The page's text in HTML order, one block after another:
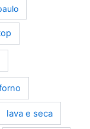
lava e seca